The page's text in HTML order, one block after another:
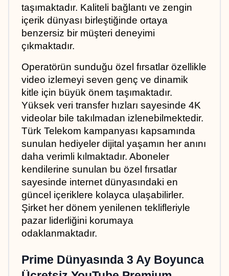
taşımaktadır. Kaliteli bağlantı ve zengin
içerik dünyası birleştiğinde ortaya
benzersiz bir müşteri deneyimi
çıkmaktadır.
Operatörün sunduğu özel fırsatlar özellikle
video izlemeyi seven genç ve dinamik
kitle için büyük önem taşımaktadır.
Yüksek veri transfer hızları sayesinde 4K
videolar bile takılmadan izlenebilmektedir.
Türk Telekom kampanyası kapsamında
sunulan hediyeler dijital yaşamın her anını
daha verimli kılmaktadır. Aboneler
kendilerine sunulan bu özel fırsatlar
sayesinde internet dünyasındaki en
güncel içeriklere kolayca ulaşabilirler.
Şirket her dönem yenilenen teklifleriyle
pazar liderliğini korumaya
odaklanmaktadır.
Prime Dünyasında 3 Ay Boyunca